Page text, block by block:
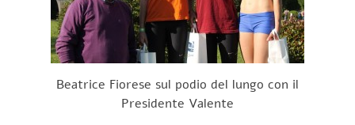
Beatrice Fiorese sul podio del lungo con il
Presidente Valente